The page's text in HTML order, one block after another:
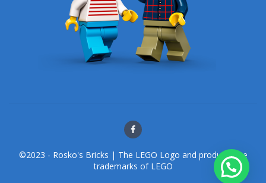
©2023 - Rosko's Bricks | The LEGO Logo and products are
trademarks of LEGO